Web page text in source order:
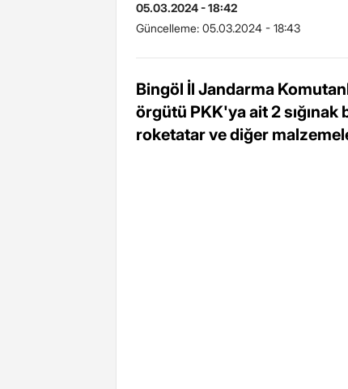
05.03.2024 - 18:42
Güncelleme: 05.03.2024 - 18:43
Bingöl İl Jandarma
örgütü PKK'ya ait 2 sığınak
roketatar ve diğer